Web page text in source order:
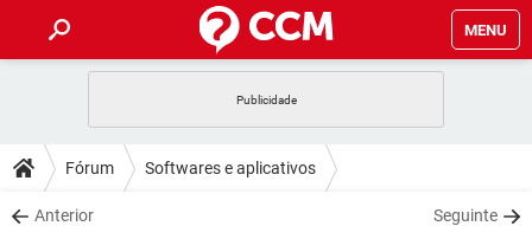
MENU
CELULAR FACEBOOK
OUTLOOK
DICAS
JOGOS WHATSAPP
DOWNLOADS
Fórum Softwares e aplicativos
Anterior Seguinte